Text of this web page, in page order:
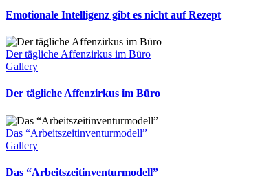
Emotionale Intelligenz gibt es nicht auf Rezept
Der tägliche Affenzirkus im Büro
Gallery
Der tägliche Affenzirkus im Büro
Das “Arbeitszeitinventurmodell”
Gallery
Das “Arbeitszeitinventurmodell”